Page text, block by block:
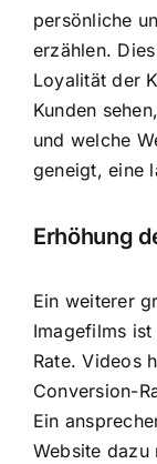
persönliche
erzählen.
Loyalität der
Kunden
und welche
geneigt, eine
Erhöhung
Ein weiterer
Imagefilms
Rate. Videos
Conversion-
Ein
Website dazu